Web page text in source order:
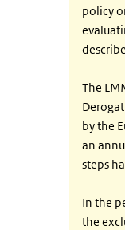
policy
The
by the
an
steps
In the
the